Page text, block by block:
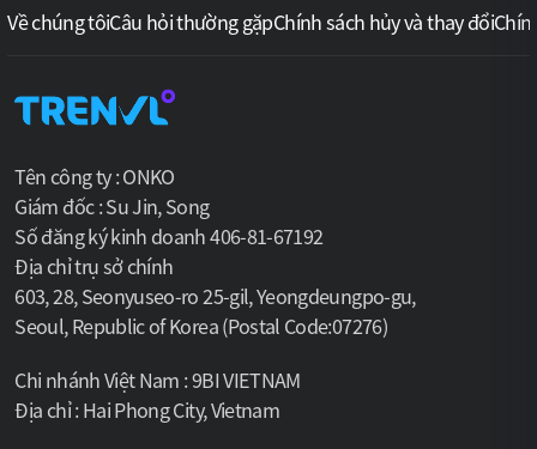
Về chúng tôiCâu hỏi thường gặpChính sách hủy và thay đổi
Tên công ty : ONKO
Giám đốc : Su Jin, Song
Số đăng ký kinh doanh 406-81-67192
Địa chỉ trụ sở chính
603, 28, Seonyuseo-ro 25-gil, Yeongdeungpo-gu,
Seoul, Republic of Korea (Postal Code:07276)
Chi nhánh Việt Nam : 9BI VIETNAM
Địa chỉ : Hai Phong City, Vietnam